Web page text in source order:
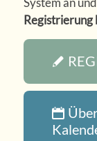
Registrierung